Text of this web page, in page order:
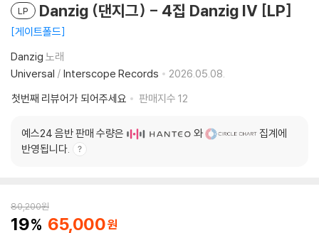
LP Danzig (댄지그) - 4집 Danzig IV [LP]
게이트폴드
Danzig 노래
Universal / Interscope Records
2026.05.08.
첫번째 리뷰어가 되어주세요
판매지수 12
예스24 음반 판매 수량은 와
집계에
반영됩니다.
80,200원
19 65,000